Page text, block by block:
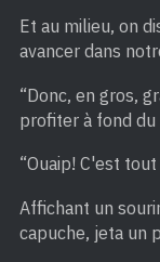
Et au milieu, on
avancer dans
“Donc, en gros,
profiter à fond du
“Ouaip! C'est tout
Affichant un
capuche, jeta un